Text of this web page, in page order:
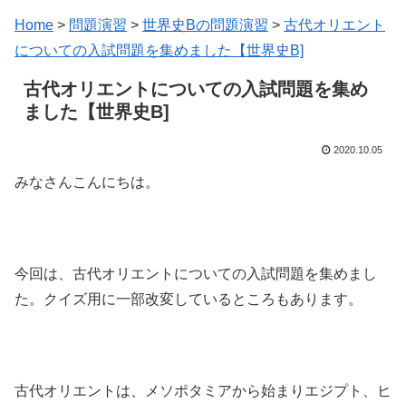
Home > 問題演習 > 世界史Bの問題演習 > 古代オリエント
についての入試問題を集めました【世界史B]
古代オリエントについての入試問題を集め
ました【世界史B]
2020.10.05
みなさんこんにちは。
今回は、古代オリエントについての入試問題を集めまし
た。クイズ用に一部改変しているところもあります。
古代オリエントは、メソポタミアから始まりエジプト、ヒ